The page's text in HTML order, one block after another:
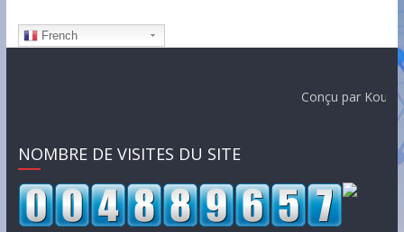
French
Conçu par Koulbytech
NOMBRE DE VISITES DU SITE